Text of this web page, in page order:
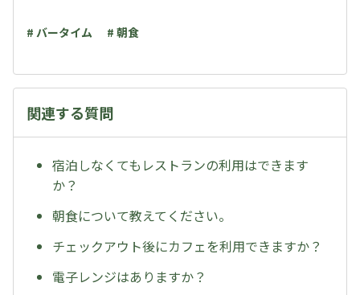
# バータイム # 朝食
関連する質問
宿泊しなくてもレストランの利用はできます
か？
朝食について教えてください。
チェックアウト後にカフェを利用できますか？
電子レンジはありますか？